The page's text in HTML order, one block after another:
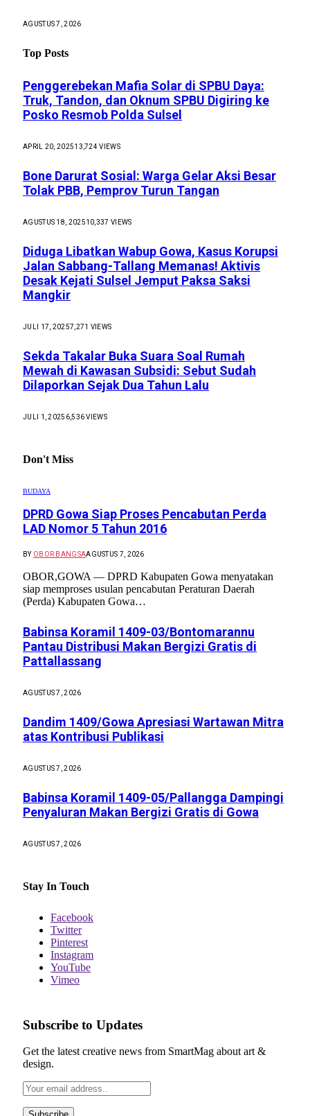
AGUSTUS 7, 2026
Top Posts
Penggerebekan Mafia Solar di SPBU Daya:
Truk, Tandon, dan Oknum SPBU Digiring ke
Posko Resmob Polda Sulsel
APRIL 20, 202513,724VIEWS
Bone Darurat Sosial: Warga Gelar Aksi Besar
Tolak PBB, Pemprov Turun Tangan
AGUSTUS 18, 202510,337 VIEWS
Diduga Libatkan Wabup Gowa, Kasus Korupsi
Jalan Sabbang-Tallang Memanas! Aktivis
Desak Kejati Sulsel Jemput Paksa Saksi
Mangkir
JULI 17, 20257,271 VIEWS
Sekda Takalar Buka Suara Soal Rumah
Mewah di Kawasan Subsidi: Sebut Sudah
Dilaporkan Sejak Dua Tahun Lalu
JULI 1, 2025 6,536VIEWS
Don't Miss
BUDAYA
DPRD Gowa Siap Proses Pencabutan Perda
LAD Nomor 5 Tahun 2016
BY OBOR BANGSAAGUSTUS 7, 2026
OBOR,GOWA — DPRD Kabupaten Gowa menyatakan
siap memproses usulan pencabutan Peraturan Daerah
(Perda) Kabupaten Gowa…
Babinsa Koramil 1409-03/Bontomarannu
Pantau Distribusi Makan Bergizi Gratis di
Pattallassang
AGUSTUS 7, 2026
Dandim 1409/Gowa Apresiasi Wartawan Mitra
atas Kontribusi Publikasi
AGUSTUS 7, 2026
Babinsa Koramil 1409-05/Pallangga Dampingi
Penyaluran Makan Bergizi Gratis di Gowa
AGUSTUS 7, 2026
Stay In Touch
Facebook
Twitter
Pinterest
Instagram
YouTube
Vimeo
Subscribe to Updates
Get the latest creative news from SmartMag about art &
design.